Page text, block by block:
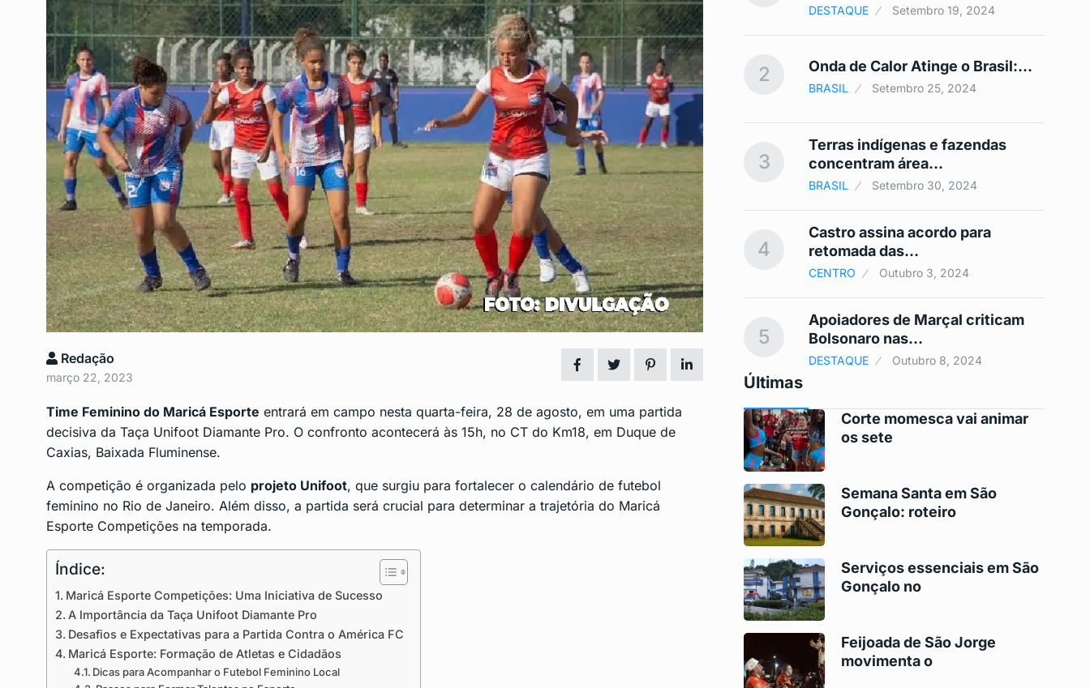
Redação
março 22, 2023
Time Feminino do Maricá Esporte entrará em campo nesta quarta-feira, 28 de agosto, em uma partida
decisiva da Taça Unifoot Diamante Pro. O confronto acontecerá às 15h, no CT do Km18, em Duque de
Caxias, Baixada Fluminense.
A competição é organizada pelo projeto Unifoot, que surgiu para fortalecer o calendário de futebol
feminino no Rio de Janeiro. Além disso, a partida será crucial para determinar a trajetória do Maricá
Esporte Competições na temporada.
Índice:
Maricá Esporte Competições: Uma Iniciativa de Sucesso
A Importância da Taça Unifoot Diamante Pro
Desafios e Expectativas para a Partida Contra o América FC
Maricá Esporte: Formação de Atletas e Cidadãos
Dicas para Acompanhar o Futebol Feminino Local
DESTAQUE Outubro 11, 2024
7
Réveillon no Rio de Janeiro
terá…
CENTRO Outubro 17, 2024
8
Dia de São Judas Tadeu:
Programação…
DESTAQUE Outubro 28, 2024
9
Curso gratuito para inclusão de
pessoas…
DESTAQUE Novembro 5, 2024
10
Alunos da Rede Municipal de
São…
DESTAQUE Novembro 14, 2024
12
Feirão Limpa Nome: Telefone
Gratuito Facilita…
BRASIL Novembro 22, 2024
13
Concurso Voz da Liberdade
revela talentos…
DESTAQUE Novembro 29, 2024
14
Fim da Licença-Prêmio e
Mudanças no…
CENTRO Dezembro 6, 2024
15
Vagas de Emprego em São
Gonçalo:…
Dezembro 16, 2024
DESTAQUE Setembro 19, 2024
2 Onda de Calor Atinge o Brasil:…
BRASIL Setembro 25, 2024
3
Terras indígenas e fazendas
concentram área…
BRASIL Setembro 30, 2024
4
Castro assina acordo para
retomada das…
CENTRO Outubro 3, 2024
5
Apoiadores de Marçal criticam
Bolsonaro nas…
DESTAQUE Outubro 8, 2024
Últimas
Corte momesca vai animar
os sete
Semana Santa em São
Gonçalo: roteiro
Serviços essenciais em São
Gonçalo no
Feijoada de São Jorge
movimenta o